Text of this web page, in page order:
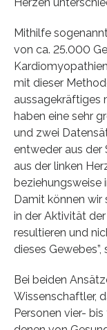
Mithilfe
von ca. 25.000
mit dieser
aussagekräftiges
haben eine sehr
und zwei
entweder aus der
aus der linken
beziehungsweise
Damit können wir
in der Aktivität
resultieren und
dieses Gewebes”,
Bei beiden
Wissenschaftler,
Personen vier-